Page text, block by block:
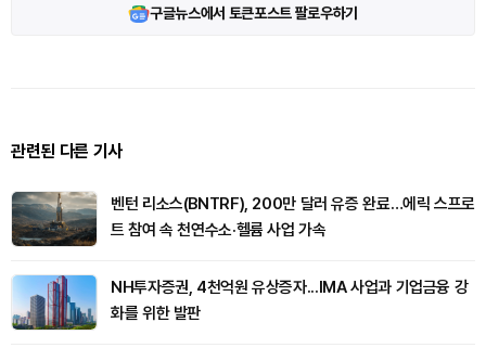
구글뉴스에서 토큰포스트 팔로우하기
관련된 다른 기사
벤턴 리소스(BNTRF), 200만 달러 유증 완료…에릭 스프로
트 참여 속 천연수소·헬륨 사업 가속
NH투자증권, 4천억원 유상증자...IMA 사업과 기업금융 강
화를 위한 발판